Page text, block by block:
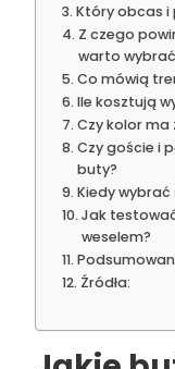
Który obcas
Z czego
warto
Co mówią
Ile kosztują
Czy kolor ma
Czy goście i
buty?
Kiedy wybrać
Jak
weselem?
Źródła: